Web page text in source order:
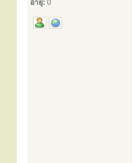
อายุ: 0